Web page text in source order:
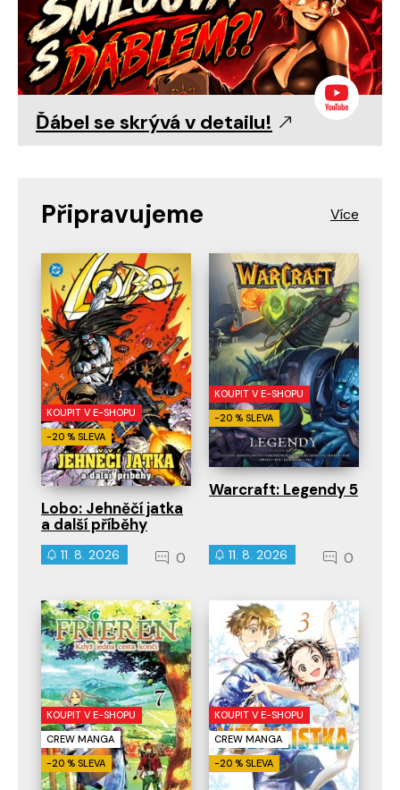
Ďábel se skrývá v detailu!
Připravujeme
KOUPIT V E-SHOPU
-20 % SLEVA
Lobo: Jehněčí jatka
a další příběhy
11. 8. 2026 0
KOUPIT V E-SHOPU
-20 % SLEVA
Warcraft: Legendy 5
11. 8. 2026 0
KOUPIT V E-SHOPU
CREW MANGA
-20 % SLEVA
KOUPIT V E-SHOPU
CREW MANGA
-20 % SLEVA